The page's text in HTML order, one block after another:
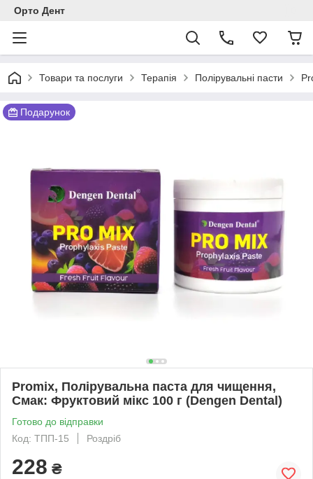
Орто Дент
Товари та послуги Терапія Полірувальні пасти
Подарунок
Promix, Полірувальна паста для чищення,
Смак: Фруктовий мікс 100 г (Dengen Dental)
Готово до відправки
Код: ТПП-15
Роздріб
228 ₴